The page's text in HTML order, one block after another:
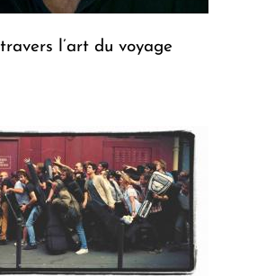
l’art du voyage